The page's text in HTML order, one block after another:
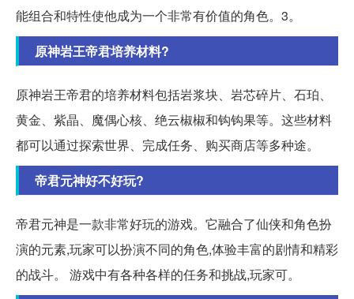
能组合和特性使他成为一个非常有价值的角色。3。
原神岩王帝君培养材料?
原神岩王帝君的培养材料包括岩浆块、岩芯碎片、石珀、
黄金、紫晶、魔偶心核、绝云椒椒和钩钩果等。这些材料
都可以通过探索世界、完成任务、购买商店等多种途。
帝君元神好不好玩?
帝君元神是一款非常好玩的游戏。它融合了仙侠和角色扮
演的元素,玩家可以扮演不同的角色,体验丰富的剧情和精彩
的战斗。 游戏中有各种各样的任务和挑战,玩家可。